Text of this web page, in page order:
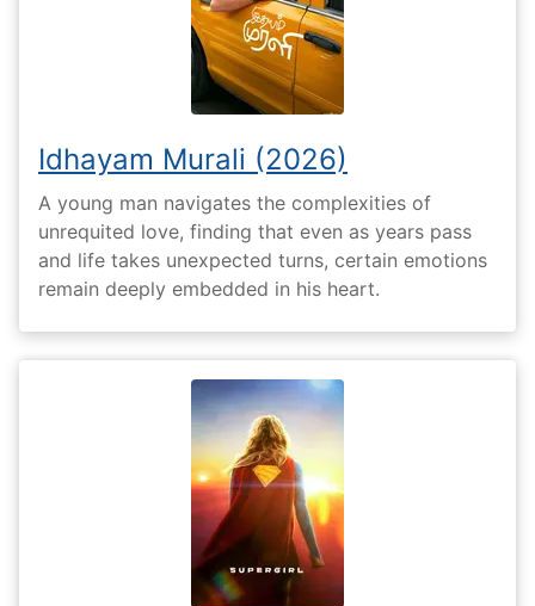
Idhayam Murali (2026)
A young man navigates the complexities of
unrequited love, finding that even as years pass
and life takes unexpected turns, certain emotions
remain deeply embedded in his heart.